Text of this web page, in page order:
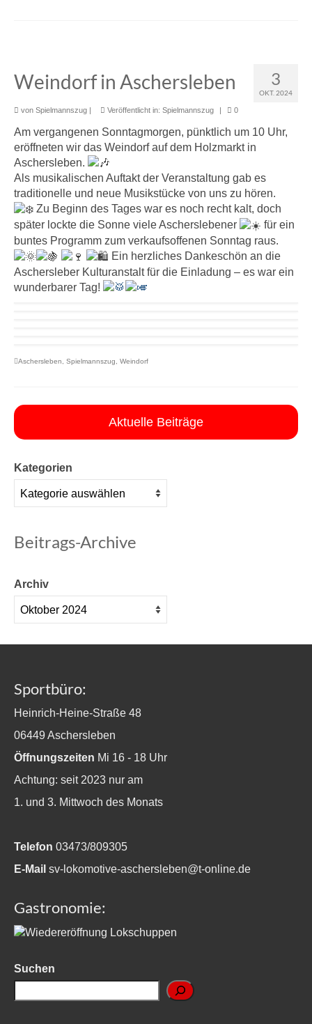
3
OKT. 2024
Weindorf in Aschersleben
von Spielmannszug | Veröffentlicht in: Spielmannszug | 0
Am vergangenen Sonntagmorgen, pünktlich um 10 Uhr,
eröffneten wir das Weindorf auf dem Holzmarkt in
Aschersleben.
Als musikalischen Auftakt der Veranstaltung gab es
traditionelle und neue Musikstücke von uns zu hören.
Zu Beginn des Tages war es noch recht kalt, doch
später lockte die Sonne viele Ascherslebener
für ein
buntes Programm zum verkaufsoffenen Sonntag raus.
Ein herzliches Dankeschön an die
Aschersleber Kulturanstalt für die Einladung – es war ein
wunderbarer Tag!
Aschersleben, Spielmannszug, Weindorf
Aktuelle Beiträge
Kategorien
Beitrags-Archive
Archiv
Sportbüro:
Heinrich-Heine-Straße 48
06449 Aschersleben
Öffnungszeiten Mi 16 - 18 Uhr
Achtung: seit 2023 nur am
1. und 3. Mittwoch des Monats
Telefon 03473/809305
E-Mail sv-lokomotive-aschersleben@t-online.de
Gastronomie:
Suchen